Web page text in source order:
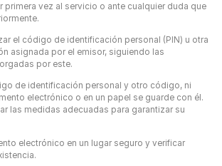
primera vez al servicio o ante cualquier duda que
el código de identificación personal (PIN) u otra
asignada por el emisor, siguiendo las
por este.
de identificación personal y otro código, ni
electrónico o en un papel se guarde con él.
las medidas adecuadas para garantizar su
electrónico en un lugar seguro y verificar